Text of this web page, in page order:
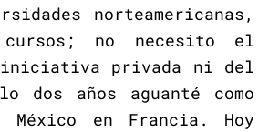
norteamericanas,
cursos; no necesito el
iniciativa privada ni del
dos años aguanté como
México en Francia. Hoy